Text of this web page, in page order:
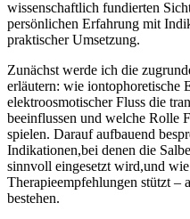
wissenschaftlich fundierten
persönlichen Erfahrung ⁢mit⁢
praktischer Umsetzung.
Zunächst werde ich ‌die
erläutern: wie iontophoretische
‍elektroosmotischer Fluss die
beeinflussen und welche ​Rolle
spielen. Darauf⁤ aufbauend
Indikationen,bei denen die
sinnvoll‍ eingesetzt wird,und
Therapieempfehlungen stützt –
‌bestehen.